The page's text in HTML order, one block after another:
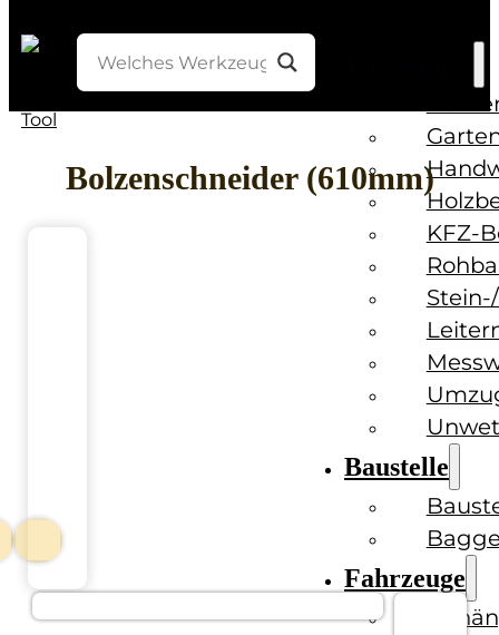
KFZ-
Baustelle
Fahrzeuge
Bolzenschneider (610mm)